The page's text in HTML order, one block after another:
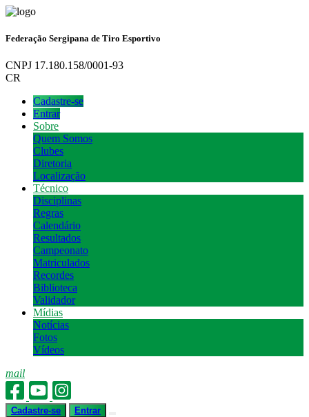
Federação Sergipana de Tiro Esportivo
CNPJ 17.180.158/0001-93
CR
Cadastre-se
Entrar
Sobre
Quem Somos
Clubes
Diretoria
Localização
Técnico
Disciplinas
Regras
Calendário
Resultados
Campeonato
Matriculados
Recordes
Biblioteca
Validador
Mídias
Notícias
Fotos
Vídeos
mail
Cadastre-se Entrar